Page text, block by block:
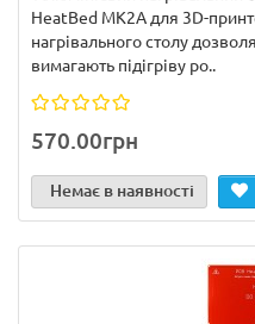
HeatBed MK2A для 3D-
нагрівального столу
вимагають підігріву ро..
570.00грн
Немає в наявності